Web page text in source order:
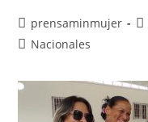
prensaminmujer
Nacionales